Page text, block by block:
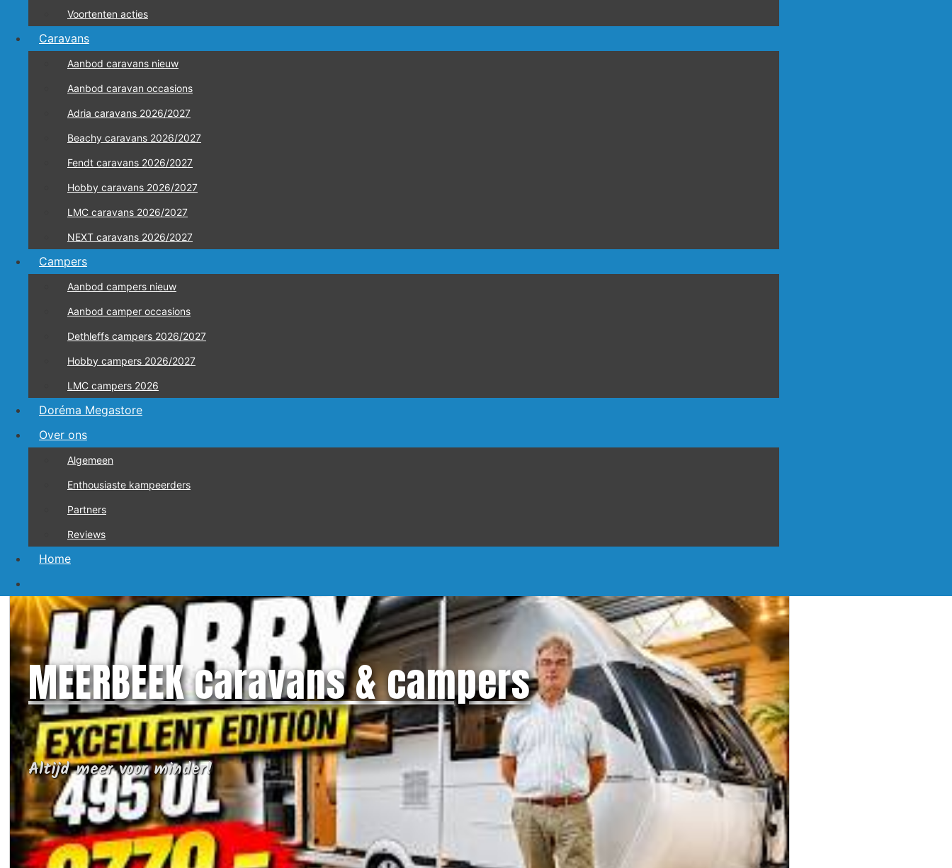
Voortenten acties
Caravans
Aanbod caravans nieuw
Aanbod caravan occasions
Adria caravans 2026/2027
Beachy caravans 2026/2027
Fendt caravans 2026/2027
Hobby caravans 2026/2027
LMC caravans 2026/2027
NEXT caravans 2026/2027
Campers
Aanbod campers nieuw
Aanbod camper occasions
Dethleffs campers 2026/2027
Hobby campers 2026/2027
LMC campers 2026
Doréma Megastore
Over ons
Algemeen
Enthousiaste kampeerders
Partners
Reviews
Home
MEERBEEK caravans & campers
Altijd meer voor minder!
naar:
Recente Video’s